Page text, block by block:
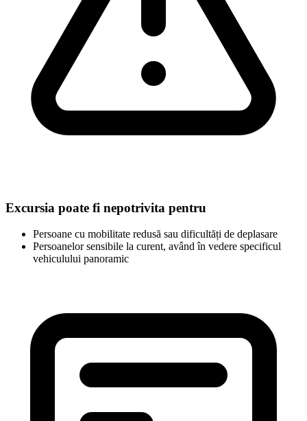
Excursia poate fi nepotrivita pentru
Persoane cu mobilitate redusă sau dificultăți de deplasare
Persoanelor sensibile la curent, având în vedere specificul
vehiculului panoramic